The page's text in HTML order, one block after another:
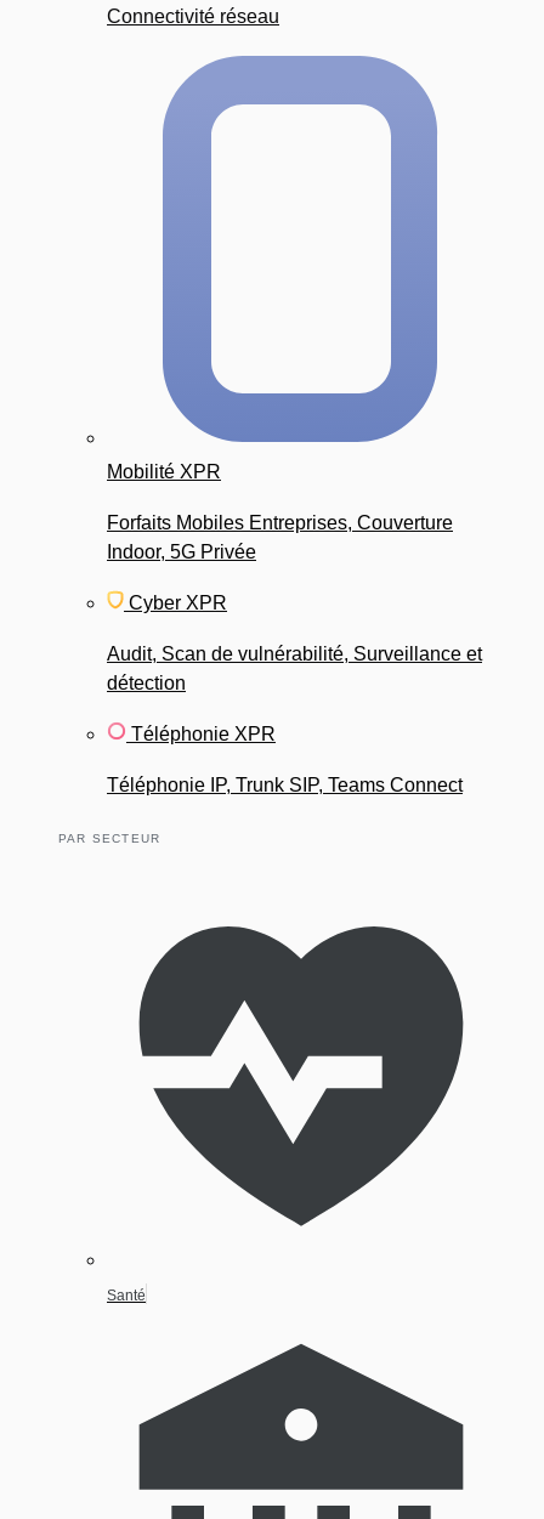
Connectivité réseau
Mobilité XPR
Forfaits Mobiles Entreprises, Couverture
Indoor, 5G Privée
Cyber XPR
Audit, Scan de vulnérabilité, Surveillance et
détection
Téléphonie XPR
Téléphonie IP, Trunk SIP, Teams Connect
PAR SECTEUR
Santé